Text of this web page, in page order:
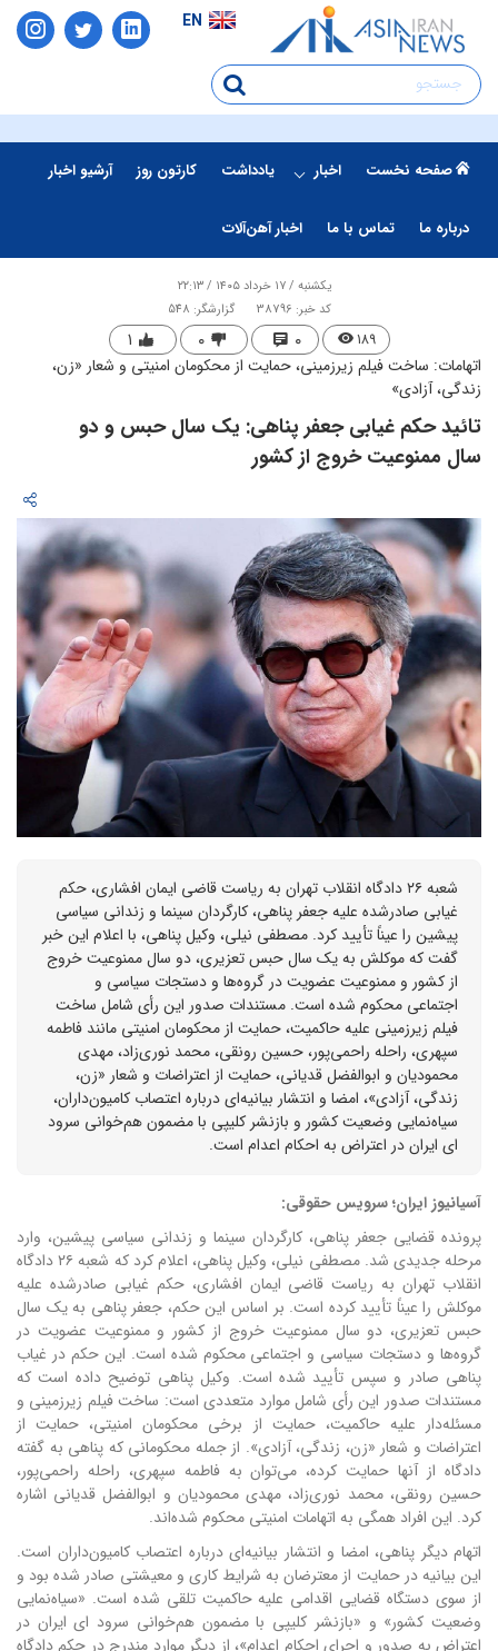
EN
صفحه نخست اخبار یادداشت کارتون روز آرشیو اخبار
درباره ما تماس با ما اخبار آهن‌آلات
یکشنبه / ۱۷ خرداد ۱۴۰۵ / ۲۲:۱۳
کد خبر: 38796
گزارشگر: 548
۱۸۹ ۰ ۰ ۱
اتهامات: ساخت فیلم زیرزمینی، حمایت از محکومان امنیتی و شعار «زن،
زندگی، آزادی»
تائید حکم غیابی جعفر پناهی: یک سال حبس و دو
سال ممنوعیت خروج از کشور
شعبه ۲۶ دادگاه انقلاب تهران به ریاست قاضی ایمان افشاری، حکم
غیابی صادرشده علیه جعفر پناهی، کارگردان سینما و زندانی سیاسی
پیشین را عیناً تأیید کرد. مصطفی نیلی، وکیل پناهی، با اعلام این خبر
گفت که موکلش به یک سال حبس تعزیری، دو سال ممنوعیت خروج
از کشور و ممنوعیت عضویت در گروه‌ها و دستجات سیاسی و
اجتماعی محکوم شده است. مستندات صدور این رأی شامل ساخت
فیلم زیرزمینی علیه حاکمیت، حمایت از محکومان امنیتی مانند فاطمه
سپهری، راحله راحمی‌پور، حسین رونقی، محمد نوری‌زاد، مهدی
محمودیان و ابوالفضل قدیانی، حمایت از اعتراضات و شعار «زن،
زندگی، آزادی»، امضا و انتشار بیانیه‌ای درباره اعتصاب کامیون‌داران،
سیاه‌نمایی وضعیت کشور و بازنشر کلیپی با مضمون هم‌خوانی سرود
ای ایران در اعتراض به احکام اعدام است.
آسیانیوز ایران؛ سرویس حقوقی:
پرونده قضایی جعفر پناهی، کارگردان سینما و زندانی سیاسی پیشین، وارد
مرحله جدیدی شد. مصطفی نیلی، وکیل پناهی، اعلام کرد که شعبه ۲۶ دادگاه
انقلاب تهران به ریاست قاضی ایمان افشاری، حکم غیابی صادرشده علیه
موکلش را عیناً تأیید کرده است. بر اساس این حکم، جعفر پناهی به یک سال
حبس تعزیری، دو سال ممنوعیت خروج از کشور و ممنوعیت عضویت در
گروه‌ها و دستجات سیاسی و اجتماعی محکوم شده است. این حکم در غیاب
پناهی صادر و سپس تأیید شده است. وکیل پناهی توضیح داده است که
مستندات صدور این رأی شامل موارد متعددی است: ساخت فیلم زیرزمینی و
مسئله‌دار علیه حاکمیت، حمایت از برخی محکومان امنیتی، حمایت از
اعتراضات و شعار «زن، زندگی، آزادی». از جمله محکومانی که پناهی به گفته
دادگاه از آنها حمایت کرده، می‌توان به فاطمه سپهری، راحله راحمی‌پور،
حسین رونقی، محمد نوری‌زاد، مهدی محمودیان و ابوالفضل قدیانی اشاره
کرد. این افراد همگی به اتهامات امنیتی محکوم شده‌اند.
اتهام دیگر پناهی، امضا و انتشار بیانیه‌ای درباره اعتصاب کامیون‌داران است.
این بیانیه در حمایت از معترضان به شرایط کاری و معیشتی صادر شده بود و
از سوی دستگاه قضایی اقدامی علیه حاکمیت تلقی شده است. «سیاه‌نمایی
وضعیت کشور» و «بازنشر کلیپی با مضمون هم‌خوانی سرود ای ایران در
اعتراض به صدور و اجرای احکام اعدام»، از دیگر موارد مندرج در حکم دادگاه